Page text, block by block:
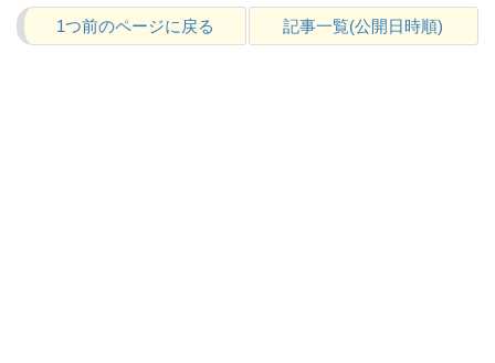
1つ前のページに戻る 記事一覧(公開日時順)